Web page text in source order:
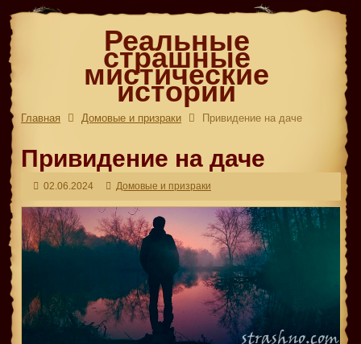
Реальные
страшные
мистические
истории
Главная Домовые и призраки Привидение на даче
Привидение на даче
02.06.2024 Домовые и призраки